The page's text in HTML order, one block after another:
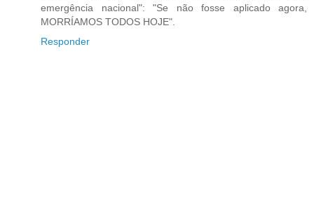
emergência nacional": "Se não fosse aplicado agora,
MORRÍAMOS TODOS HOJE".
Responder